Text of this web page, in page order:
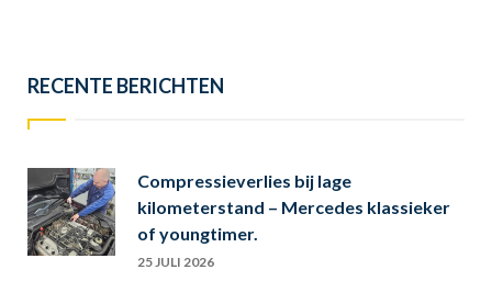
RECENTE BERICHTEN
Compressieverlies bij lage
kilometerstand – Mercedes klassieker
of youngtimer.
25 JULI 2026